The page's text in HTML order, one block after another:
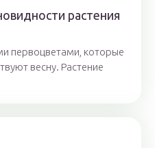
растения
первоцветами, которые
весну. Растение